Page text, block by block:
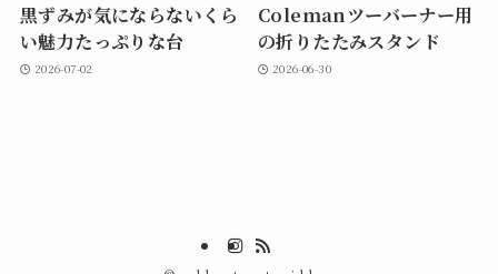
黒ずみが気にならないくら
い魅力たっぷりな台
2026-07-02
Colemanツーバーナー用
の折りたたみスタンド
2026-06-30